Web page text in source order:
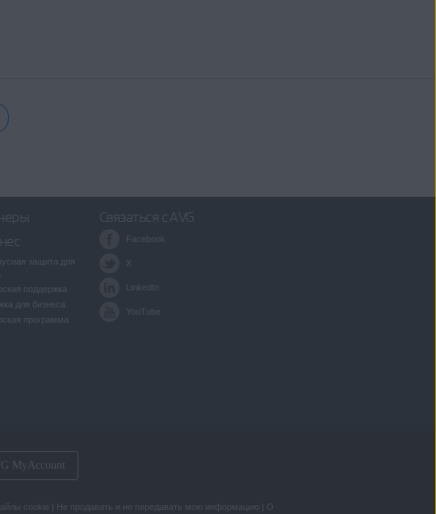
защита для
поддержка
для бизнеса
программа
Связаться с AVG
Facebook
X
LinkedIn
YouTube
MyAccount
cookie Не продавать и не передавать мою информацию О